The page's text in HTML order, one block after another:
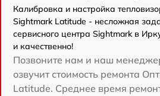
Калибровка и настройка
Sightmark Latitude - несложная
сервисного центра Sightmark в
и качественно!
Позвоните нам и наш
озвучит стоимость ремонта
Latitude. Среднее время